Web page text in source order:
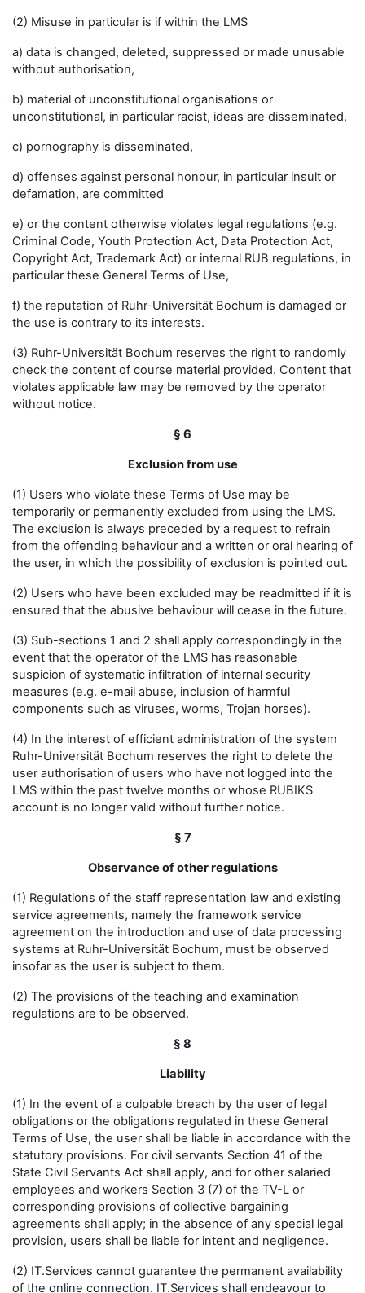
(2) Misuse in particular is if within the LMS
a) data is changed, deleted, suppressed or made unusable
without authorisation,
b) material of unconstitutional organisations or
unconstitutional, in particular racist, ideas are disseminated,
c) pornography is disseminated,
d) offenses against personal honour, in particular insult or
defamation, are committed
e) or the content otherwise violates legal regulations (e.g.
Criminal Code, Youth Protection Act, Data Protection Act,
Copyright Act, Trademark Act) or internal RUB regulations, in
particular these General Terms of Use,
f) the reputation of Ruhr-Universität Bochum is damaged or
the use is contrary to its interests.
(3) Ruhr-Universität Bochum reserves the right to randomly
check the content of course material provided. Content that
violates applicable law may be removed by the operator
without notice.
§ 6
Exclusion from use
(1) Users who violate these Terms of Use may be
temporarily or permanently excluded from using the LMS.
The exclusion is always preceded by a request to refrain
from the offending behaviour and a written or oral hearing of
the user, in which the possibility of exclusion is pointed out.
(2) Users who have been excluded may be readmitted if it is
ensured that the abusive behaviour will cease in the future.
(3) Sub-sections 1 and 2 shall apply correspondingly in the
event that the operator of the LMS has reasonable
suspicion of systematic infiltration of internal security
measures (e.g. e-mail abuse, inclusion of harmful
components such as viruses, worms, Trojan horses).
(4) In the interest of efficient administration of the system
Ruhr-Universität Bochum reserves the right to delete the
user authorisation of users who have not logged into the
LMS within the past twelve months or whose RUBIKS
account is no longer valid without further notice.
§ 7
Observance of other regulations
(1) Regulations of the staff representation law and existing
service agreements, namely the framework service
agreement on the introduction and use of data processing
systems at Ruhr-Universität Bochum, must be observed
insofar as the user is subject to them.
(2) The provisions of the teaching and examination
regulations are to be observed.
§ 8
Liability
(1) In the event of a culpable breach by the user of legal
obligations or the obligations regulated in these General
Terms of Use, the user shall be liable in accordance with the
statutory provisions. For civil servants Section 41 of the
State Civil Servants Act shall apply, and for other salaried
employees and workers Section 3 (7) of the TV-L or
corresponding provisions of collective bargaining
agreements shall apply; in the absence of any special legal
provision, users shall be liable for intent and negligence.
(2) IT.Services cannot guarantee the permanent availability
of the online connection. IT.Services shall endeavour to